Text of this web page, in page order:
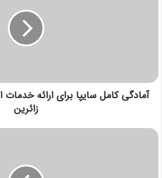
آمادگی کامل سایپا برای ارائه
زائرین